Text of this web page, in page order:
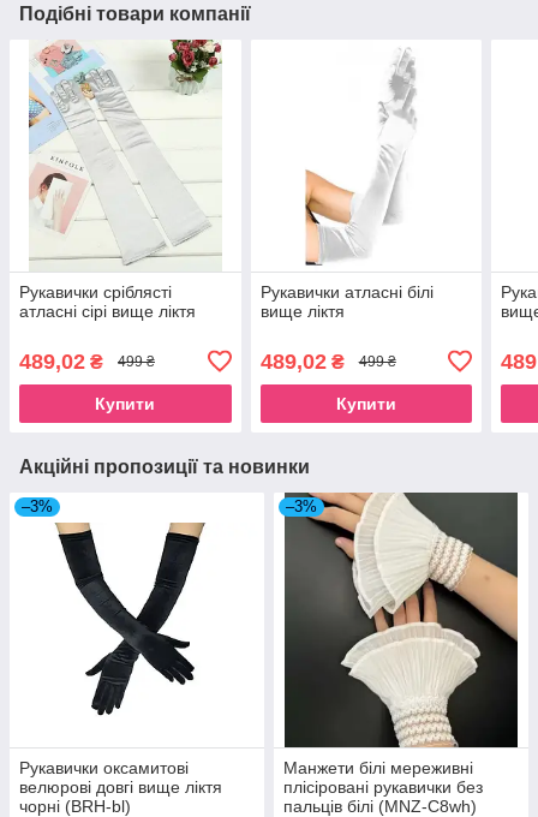
Подібні товари компанії
Рукавички сріблясті
атласні сірі вище ліктя
489,02 ₴ 499 ₴
Купити
Рукавички атласні білі
вище ліктя
489,02₴ 499 ₴
Купити
Акційні пропозиції та новинки
–3%
Рукавички оксамитові
велюрові довгі вище ліктя
чорні (BRH-bl)
–3%
Манжети білі мереживні
плісіровані рукавички без
пальців білі (MNZ-C8wh)